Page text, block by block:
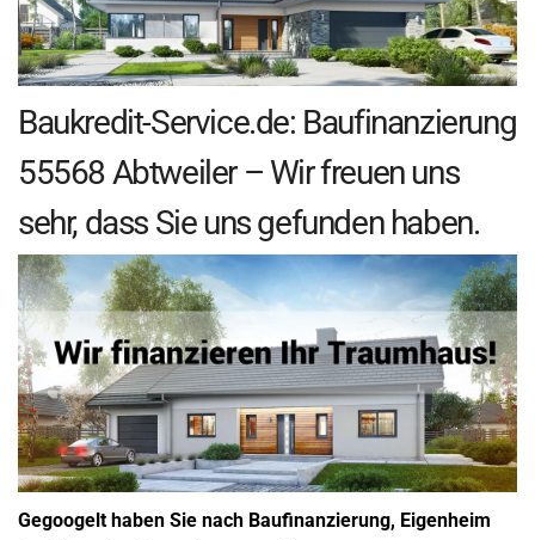
Baukredit-Service.de: Baufinanzierung
55568 Abtweiler – Wir freuen uns
sehr, dass Sie uns gefunden haben.
Gegoogelt haben Sie nach Baufinanzierung, Eigenheim